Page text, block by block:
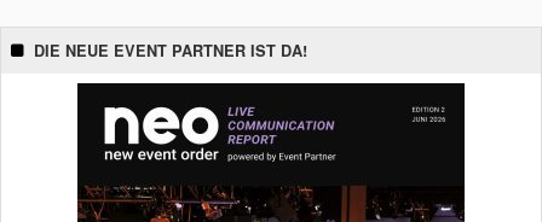
DIE NEUE EVENT PARTNER IST DA!